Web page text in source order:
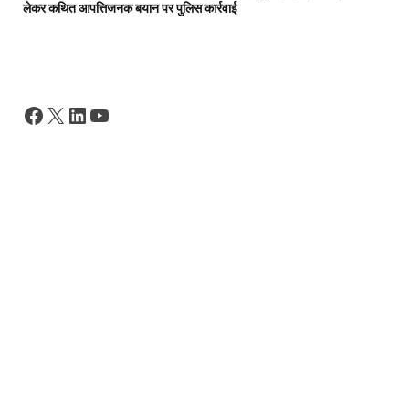
लेकर कथित आपत्तिजनक बयान पर पुलिस कार्रवाई
Facebook
X LinkedIn
YouTube